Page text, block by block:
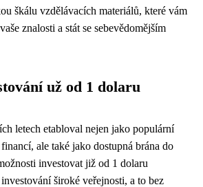
škálu vzdělávacích materiálů, které vám
znalosti a stát se sebevědomějším
už od 1 dolaru
letech etabloval nejen jako populární
ale také jako dostupná brána do
investovat již od 1 dolaru
široké veřejnosti, a to bez